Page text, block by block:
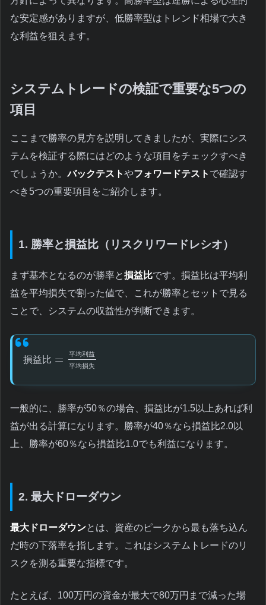
な安定感がありますが、低勝率型はトレンド相場で大き
な利益を狙えます。
システムトレードの検証で重要な5つの
項目
ここまで勝率の見方を説明してきましたが、実際にシス
テムを検証する際にはどのような項目をチェックすべき
でしょうか。バックテストやフォワードテスト で確認す
べき5つの重要項目をご紹介します。
1. 勝率と損益比（リスクリワードレシオ）
まず基本となるのが勝率と損益比です。損益比は平均利
益を平均損失で割った値で、これが勝率とセットで見る
ことで、システムの収益性が判断できます。
損益比 = 平均利益
平均損失
一般的に、勝率が50％の場合、損益比が1.5以上あれば利
益が出る計算になります。勝率が40％なら損益比2.0以
上、勝率が60％なら損益比1.0でも利益になります。
2. 最大ドローダウン
最大ドローダウンとは、資産のピークから最も落ち込ん
だ時の下落率を指します。これはシステムトレードのリ
スクを測る重要な指標です。
たとえば、100万円の資金が最大で80万円まで減った場